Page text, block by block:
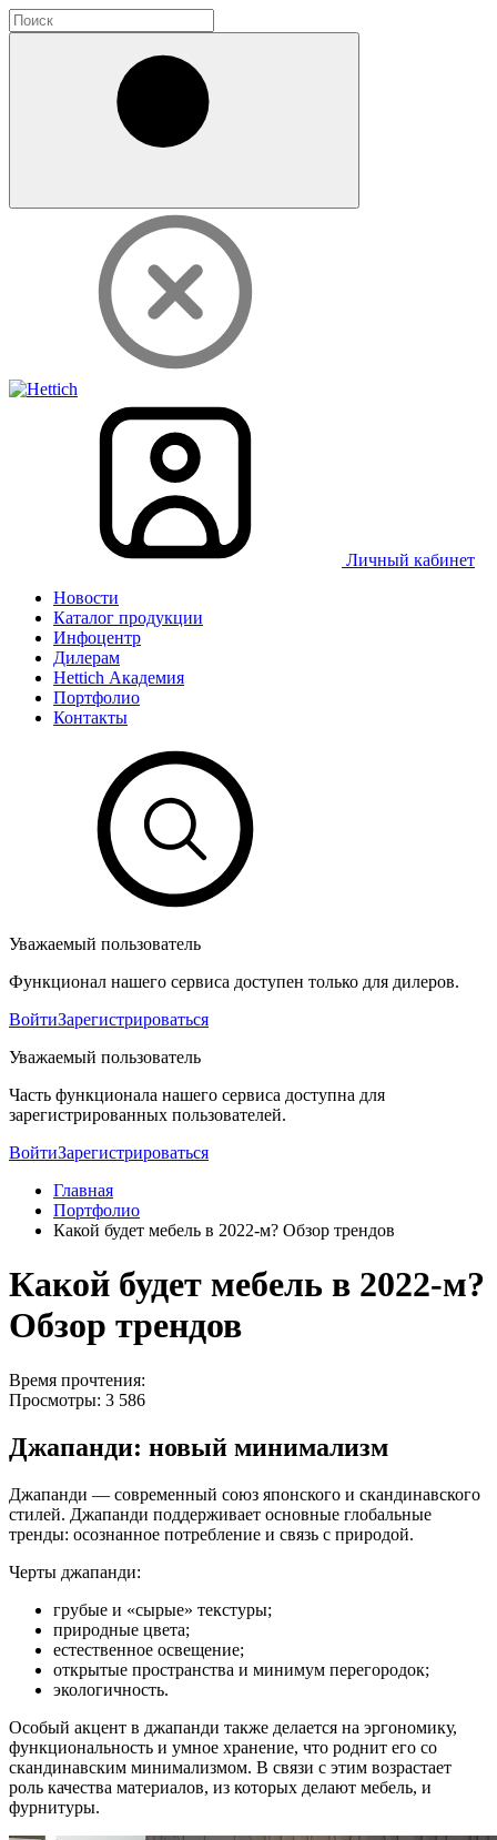
Личный кабинет
Новости
Каталог продукции
Инфоцентр
Дилерам
Hettich Академия
Портфолио
Контакты
Уважаемый пользователь
Функционал нашего сервиса доступен только для дилеров.
ВойтиЗарегистрироваться
Уважаемый пользователь
Часть функционала нашего сервиса доступна для
зарегистрированных пользователей.
ВойтиЗарегистрироваться
Главная
Портфолио
Какой будет мебель в 2022-м? Обзор трендов
Какой будет мебель в 2022-м?
Обзор трендов
Время прочтения:
Просмотры: 3 586
Джапанди: новый минимализм
Джапанди — современный союз японского и скандинавского
стилей. Джапанди поддерживает основные глобальные
тренды: осознанное потребление и связь с природой.
Черты джапанди:
грубые и «сырые» текстуры;
природные цвета;
естественное освещение;
открытые пространства и минимум перегородок;
экологичность.
Особый акцент в джапанди также делается на эргономику,
функциональность и умное хранение, что роднит его со
скандинавским минимализмом. В связи с этим возрастает
роль качества материалов, из которых делают мебель, и
фурнитуры.